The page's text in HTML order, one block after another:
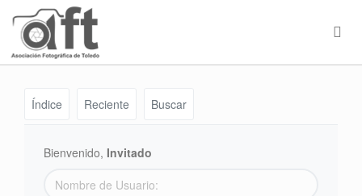
Índice Reciente Buscar
Bienvenido, Invitado